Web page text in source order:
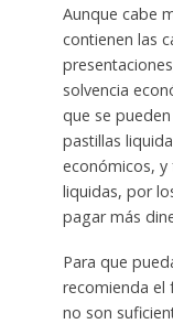
Aunque cabe
contienen las
solvencia
que se
pastillas
económicos, y
liquidas, por
pagar más
Para que
recomienda el
no son